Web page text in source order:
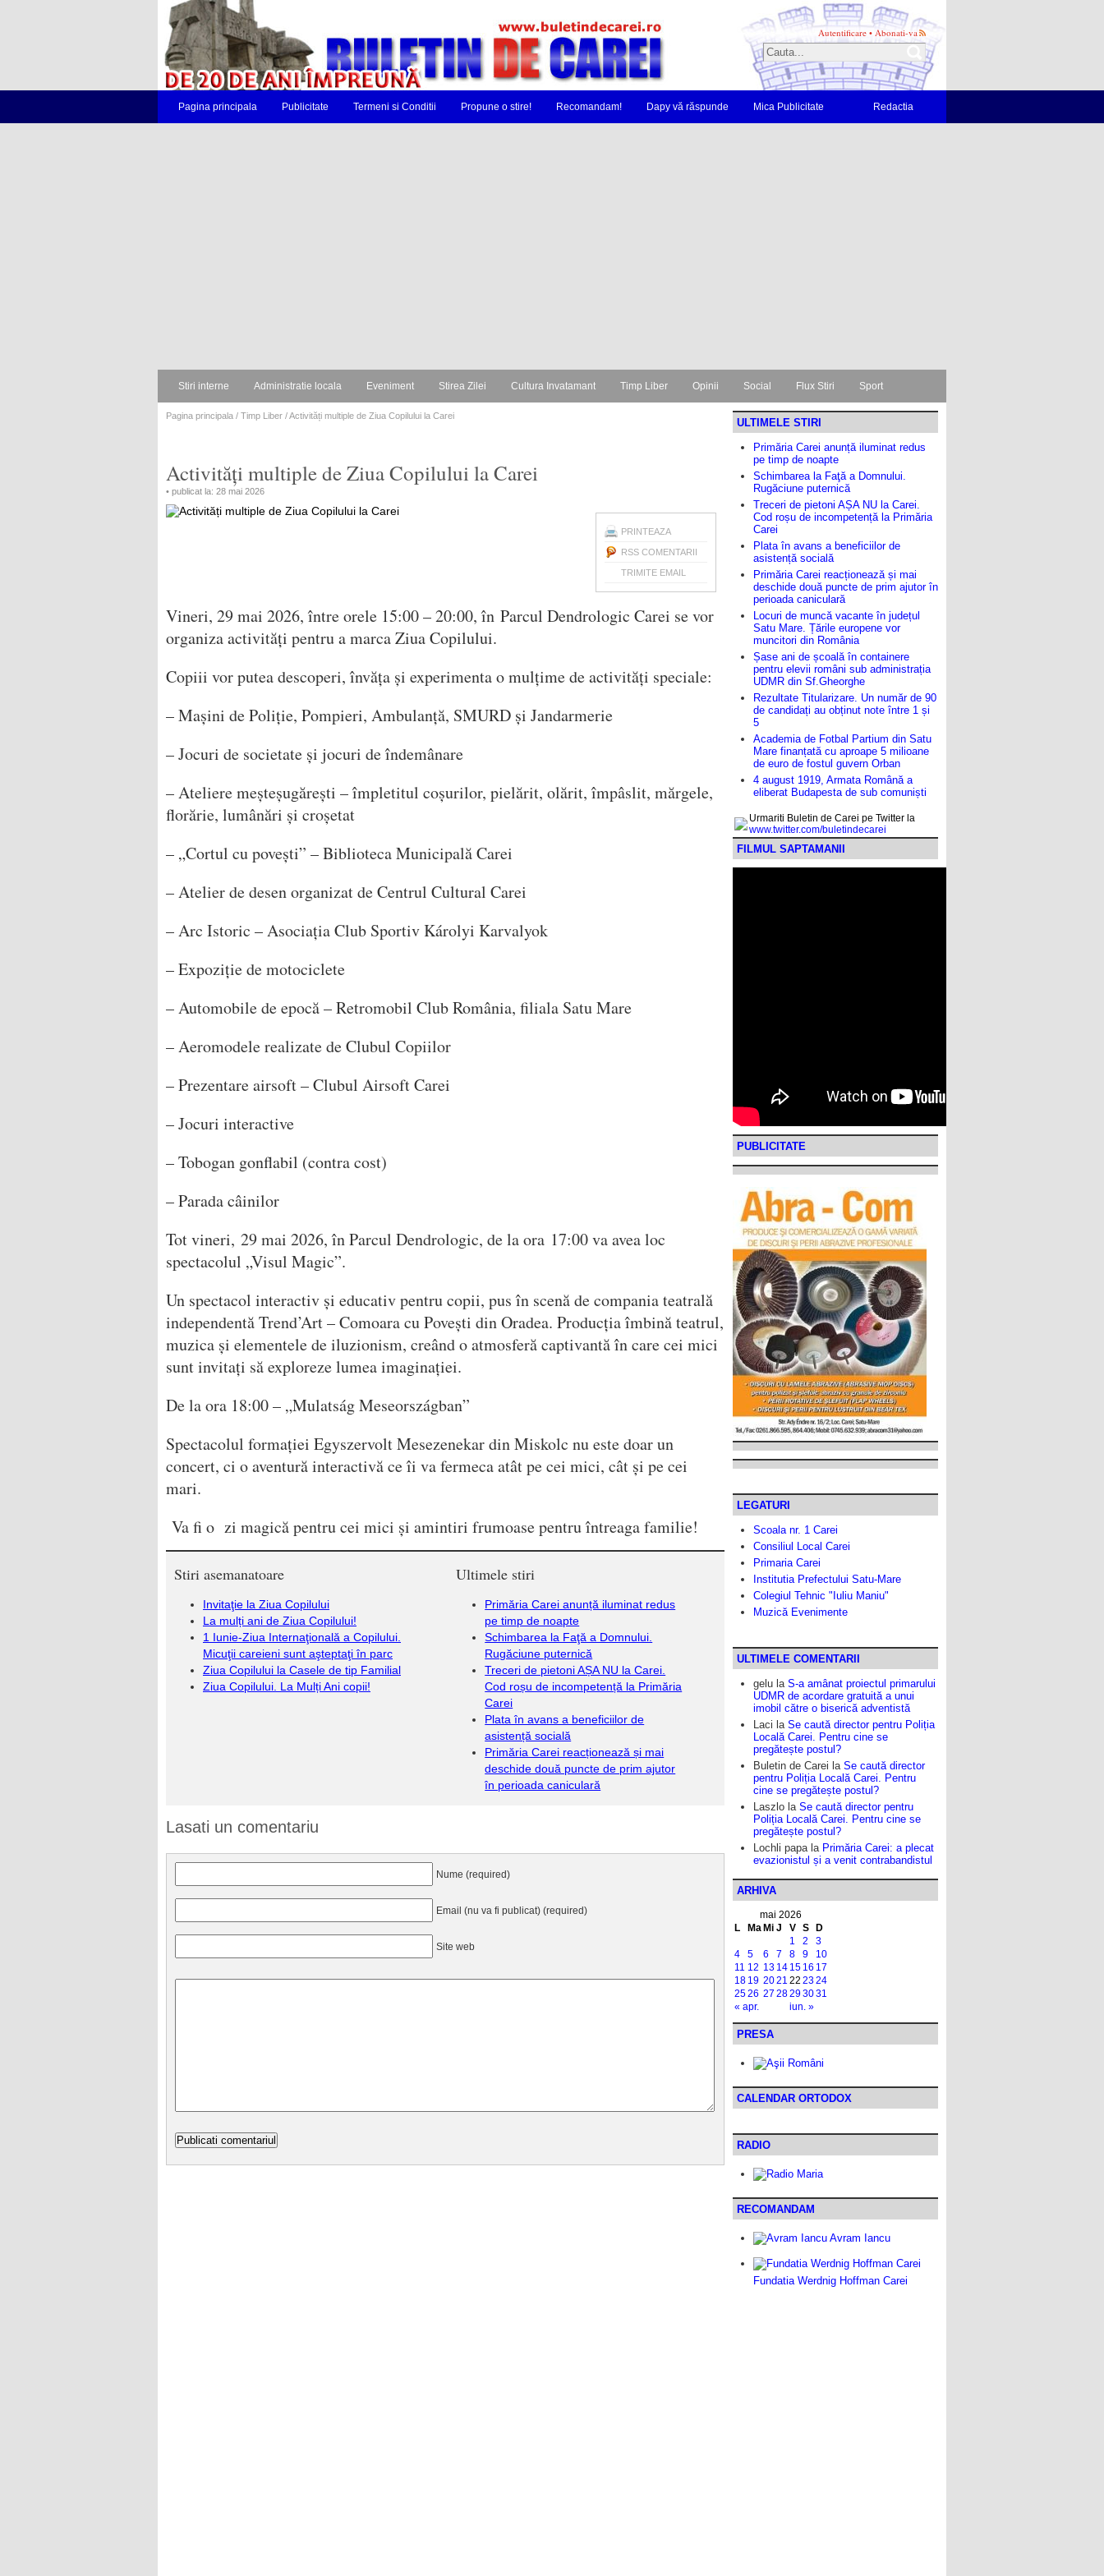
Autentificare • Abonati-va
Pagina principala Publicitate Termeni si Conditii Propune o stire! Recomandam! Dapy vă răspunde Mica Publicitate Redactia
Stiri interne Administratie locala Eveniment Stirea Zilei Cultura Invatamant Timp Liber Opinii Social Flux Stiri Sport
Pagina principala / Timp Liber / Activități multiple de Ziua Copilului la Carei
Activități multiple de Ziua Copilului la Carei
• publicat la: 28 mai 2026
PRINTEAZA
RSS COMENTARII
TRIMITE EMAIL
Vineri, 29 mai 2026, între orele 15:00 – 20:00, în Parcul Dendrologic Carei se vor
organiza activități pentru a marca Ziua Copilului.
Copiii vor putea descoperi, învăța și experimenta o mulțime de activități speciale:
– Mașini de Poliție, Pompieri, Ambulanță, SMURD și Jandarmerie
– Jocuri de societate și jocuri de îndemânare
– Ateliere meșteșugărești – împletitul coșurilor, pielărit, olărit, împâslit, mărgele,
florărie, lumânări și croșetat
– „Cortul cu povești” – Biblioteca Municipală Carei
– Atelier de desen organizat de Centrul Cultural Carei
– Arc Istoric – Asociația Club Sportiv Károlyi Karvalyok
– Expoziție de motociclete
– Automobile de epocă – Retromobil Club România, filiala Satu Mare
– Aeromodele realizate de Clubul Copiilor
– Prezentare airsoft – Clubul Airsoft Carei
– Jocuri interactive
– Tobogan gonflabil (contra cost)
– Parada câinilor
Tot vineri, 29 mai 2026, în Parcul Dendrologic, de la ora 17:00 va avea loc
spectacolul „Visul Magic”.
Un spectacol interactiv și educativ pentru copii, pus în scenă de compania teatrală
independentă Trend’Art – Comoara cu Povești din Oradea. Producția îmbină teatrul,
muzica și elementele de iluzionism, creând o atmosferă captivantă în care cei mici
sunt invitați să exploreze lumea imaginației.
De la ora 18:00 – „Mulatság Meseországban”
Spectacolul formației Egyszervolt Mesezenekar din Miskolc nu este doar un
concert, ci o aventură interactivă ce îi va fermeca atât pe cei mici, cât și pe cei
mari.
Va fi o zi magică pentru cei mici și amintiri frumoase pentru întreaga familie!
Stiri asemanatoare
Invitaţie la Ziua Copilului
La mulți ani de Ziua Copilului!
1 Iunie-Ziua Internaţională a Copilului.
Micuţii careieni sunt aşteptaţi în parc
Ziua Copilului la Casele de tip Familial
Ziua Copilului. La Mulți Ani copii!
Ultimele stiri
Primăria Carei anunță iluminat redus
pe timp de noapte
Schimbarea la Faţă a Domnului.
Rugăciune puternică
Treceri de pietoni AȘA NU la Carei.
Cod roșu de incompetență la Primăria
Carei
Plata în avans a beneficiilor de
asistență socială
Primăria Carei reacționează și mai
deschide două puncte de prim ajutor
în perioada caniculară
Lasati un comentariu
Nume (required)
Email (nu va fi publicat) (required)
Site web
ULTIMELE STIRI
Primăria Carei anunță iluminat redus
pe timp de noapte
Schimbarea la Faţă a Domnului.
Rugăciune puternică
Treceri de pietoni AȘA NU la Carei.
Cod roșu de incompetență la Primăria
Carei
Plata în avans a beneficiilor de
asistență socială
Primăria Carei reacționează și mai
deschide două puncte de prim ajutor în
perioada caniculară
Locuri de muncă vacante în județul
Satu Mare. Țările europene vor
muncitori din România
Șase ani de școală în containere
pentru elevii români sub administrația
UDMR din Sf.Gheorghe
Rezultate Titularizare. Un număr de 90
de candidați au obținut note între 1 și
5
Academia de Fotbal Partium din Satu
Mare finanțată cu aproape 5 milioane
de euro de fostul guvern Orban
4 august 1919, Armata Română a
eliberat Budapesta de sub comuniști
Urmariti Buletin de Carei pe Twitter la
www.twitter.com/buletindecarei
FILMUL SAPTAMANII
PUBLICITATE
LEGATURI
Scoala nr. 1 Carei
Consiliul Local Carei
Primaria Carei
Institutia Prefectului Satu-Mare
Colegiul Tehnic "Iuliu Maniu"
Muzică Evenimente
ULTIMELE COMENTARII
gelu la S-a amânat proiectul primarului
UDMR de acordare gratuită a unui
imobil către o biserică adventistă
Laci la Se caută director pentru Poliția
Locală Carei. Pentru cine se
pregătește postul?
Buletin de Carei la Se caută director
pentru Poliția Locală Carei. Pentru
cine se pregătește postul?
Laszlo la Se caută director pentru
Poliția Locală Carei. Pentru cine se
pregătește postul?
Lochli papala Primăria Carei: a plecat
evazionistul și a venit contrabandistul
ARHIVA
mai 2026
L
Ma Mi J V S D
« apr. iun. »
1 2
3
4
5 6 7 8 9
10
11 12 13 14 15 16 17
18 19 2021 22 2324
2526 27 28293031
PRESA
CALENDAR ORTODOX
RADIO
RECOMANDAM
Avram Iancu
Fundatia Werdnig Hoffman Carei